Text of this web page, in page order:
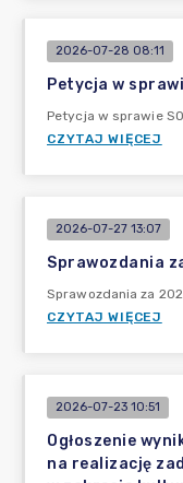
2026-07-28 08:11
Petycja w
Petycja w sprawie
CZYTAJ WIĘCEJ
2026-07-27 13:07
Sprawozdania
Sprawozdania za
CZYTAJ WIĘCEJ
2026-07-23 10:51
Ogłoszenie
na realizację